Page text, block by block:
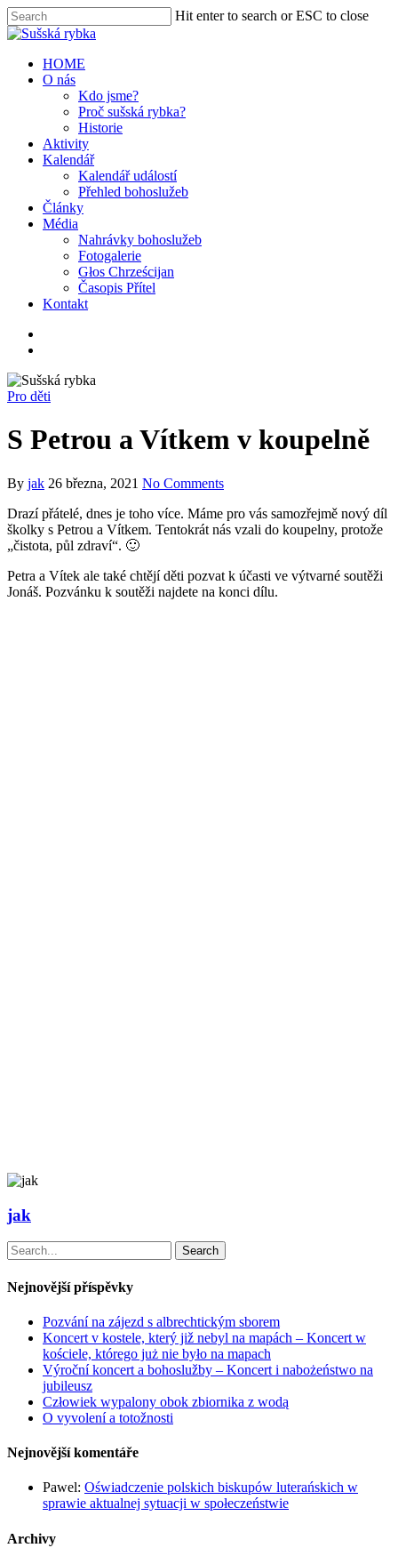
Hit enter to search or ESC to close
HOME
O nás
Kdo jsme?
Proč sušská rybka?
Historie
Aktivity
Kalendář
Kalendář událostí
Přehled bohoslužeb
Články
Média
Nahrávky bohoslužeb
Fotogalerie
Głos Chrześcijan
Časopis Přítel
Kontakt
Pro děti
S Petrou a Vítkem v koupelně
By jak 26 března, 2021 No Comments
Drazí přátelé, dnes je toho více. Máme pro vás samozřejmě nový díl
školky s Petrou a Vítkem. Tentokrát nás vzali do koupelny, protože
„čistota, půl zdraví“. 🙂
Petra a Vítek ale také chtějí děti pozvat k účasti ve výtvarné soutěži
Jonáš. Pozvánku k soutěži najdete na konci dílu.
jak
Search
Nejnovější příspěvky
Pozvání na zájezd s albrechtickým sborem
Koncert v kostele, který již nebyl na mapách – Koncert w
kościele, którego już nie było na mapach
Výroční koncert a bohoslužby – Koncert i nabożeństwo na
jubileusz
Człowiek wypalony obok zbiornika z wodą
O vyvolení a totožnosti
Nejnovější komentáře
Pawel: Oświadczenie polskich biskupów luterańskich w
sprawie aktualnej sytuacji w społeczeństwie
Archivy